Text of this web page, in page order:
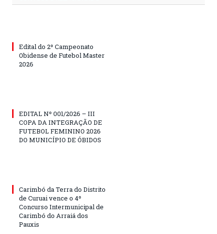
Edital do 2º Campeonato
Obidense de Futebol Master
2026
EDITAL Nº 001/2026 – III
COPA DA INTEGRAÇÃO DE
FUTEBOL FEMININO 2026
DO MUNICÍPIO DE ÓBIDOS
Carimbó da Terra do Distrito
de Curuai vence o 4º
Concurso Intermunicipal de
Carimbó do Arraiá dos
Pauxis